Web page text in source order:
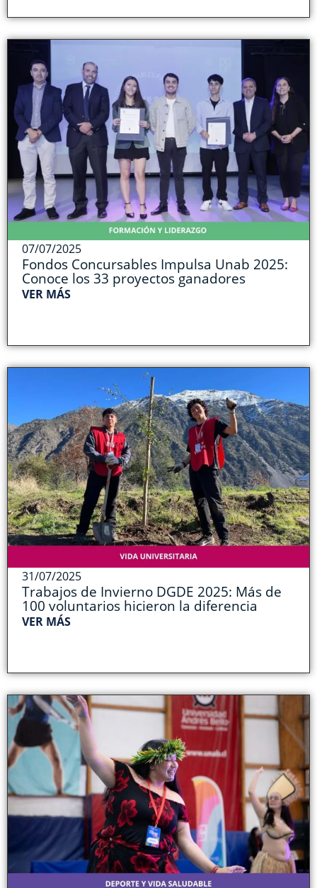
07/07/2025
Fondos Concursables Impulsa Unab 2025:
Conoce los 33 proyectos ganadores
VER MÁS
31/07/2025
Trabajos de Invierno DGDE 2025: Más de
100 voluntarios hicieron la diferencia
VER MÁS